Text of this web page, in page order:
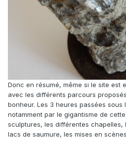
Donc en résumé, même si le site est
avec les différents parcours
bonheur. Les 3 heures passées sous
notamment par le gigantisme de
sculptures, les différentes chapelles,
lacs de saumure, les mises en